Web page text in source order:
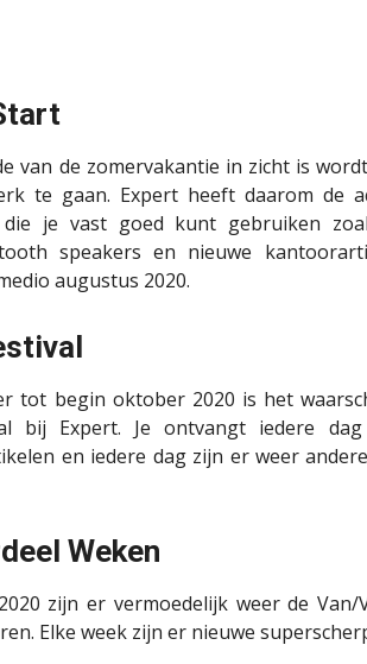
van de zomervakantie in zicht is
te gaan. Expert heeft daarom de
die je vast goed kunt gebruiken
speakers en nieuwe
augustus 2020.
tot begin oktober 2020 is het
bij Expert. Je ontvangt iedere
en iedere dag zijn er weer
Weken
zijn er vermoedelijk weer de Van/
Elke week zijn er nieuwe